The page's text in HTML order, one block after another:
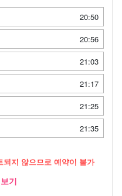
20:50
20:56
21:03
21:17
21:25
21:35
되지 않으므로 예약이 불가
기